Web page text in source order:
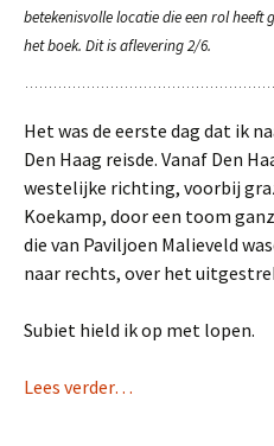
betekenisvolle locatie die een rol
het boek. Dit is aflevering 2/6.
Het was de eerste dag dat ik
Den Haag reisde. Vanaf Den
westelijke richting, voorbij
Koekamp, door een toom
die van Paviljoen Malieveld
naar rechts, over het
Subiet hield ik op met lopen.
Lees verder…